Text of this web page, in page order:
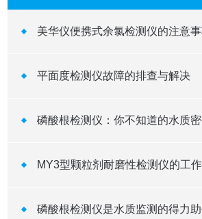
美华仪便携式余氯检测仪的注意
平面度检测仪故障的排查与解决
磷酸根检测仪：你不知道的水质
MY3型颗粒剂耐磨性检测仪的工
磷酸根检测仪是水质监测的得力